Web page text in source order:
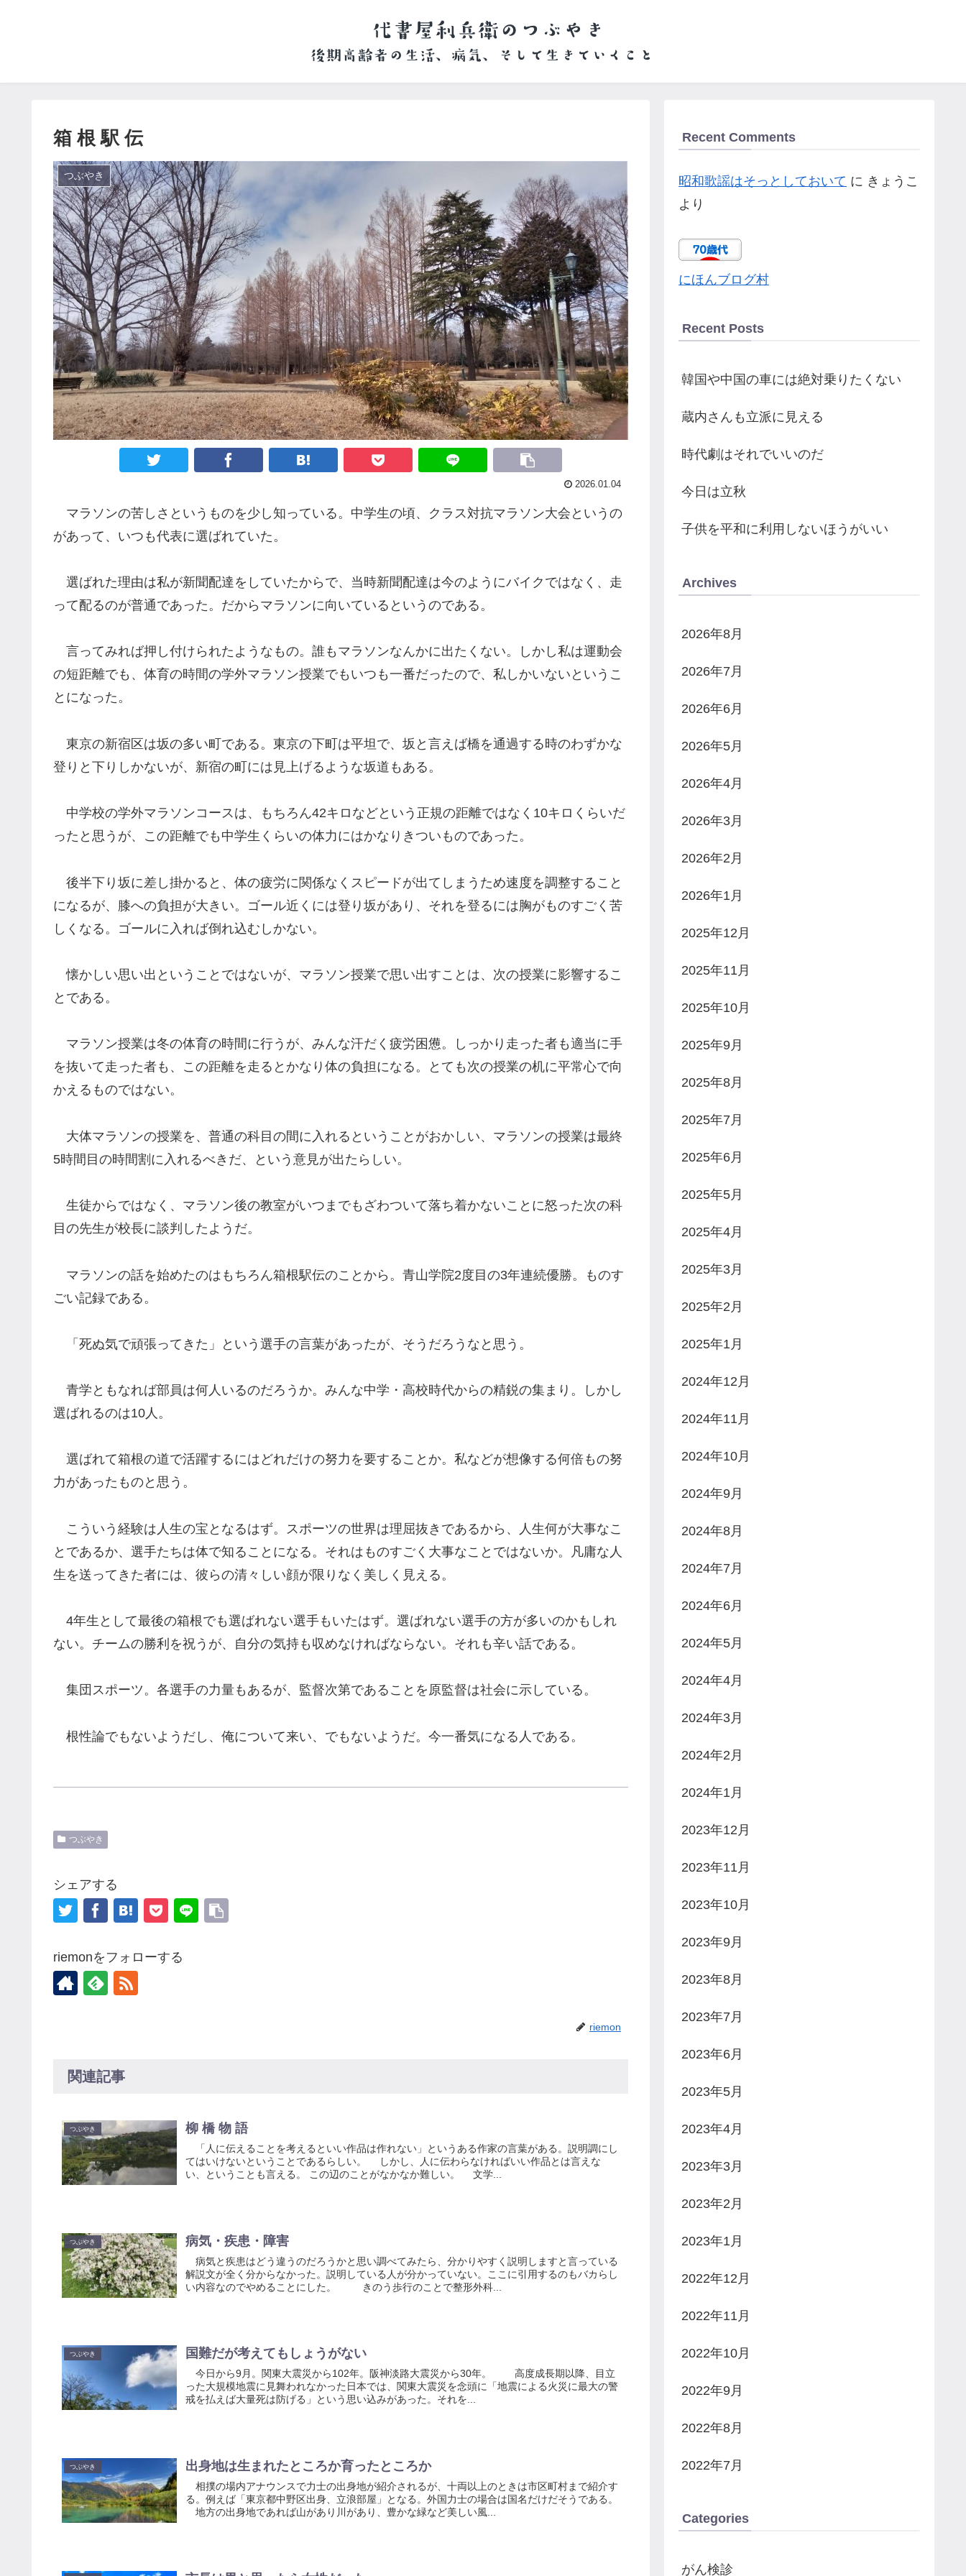
箱 根 駅 伝
つぶやき
2026.01.04
マラソンの苦しさというものを少し知っている。中学生の頃、クラス対抗マラソン大会というの
があって、いつも代表に選ばれていた。
選ばれた理由は私が新聞配達をしていたからで、当時新聞配達は今のようにバイクではなく、走
って配るのが普通であった。だからマラソンに向いているというのである。
言ってみれば押し付けられたようなもの。誰もマラソンなんかに出たくない。しかし私は運動会
の短距離でも、体育の時間の学外マラソン授業でもいつも一番だったので、私しかいないというこ
とになった。
東京の新宿区は坂の多い町である。東京の下町は平坦で、坂と言えば橋を通過する時のわずかな
登りと下りしかないが、新宿の町には見上げるような坂道もある。
中学校の学外マラソンコースは、もちろん42キロなどという正規の距離ではなく10キロくらいだ
ったと思うが、この距離でも中学生くらいの体力にはかなりきついものであった。
後半下り坂に差し掛かると、体の疲労に関係なくスピードが出てしまうため速度を調整すること
になるが、膝への負担が大きい。ゴール近くには登り坂があり、それを登るには胸がものすごく苦
しくなる。ゴールに入れば倒れ込むしかない。
懐かしい思い出ということではないが、マラソン授業で思い出すことは、次の授業に影響するこ
とである。
マラソン授業は冬の体育の時間に行うが、みんな汗だく疲労困憊。しっかり走った者も適当に手
を抜いて走った者も、この距離を走るとかなり体の負担になる。とても次の授業の机に平常心で向
かえるものではない。
大体マラソンの授業を、普通の科目の間に入れるということがおかしい、マラソンの授業は最終
5時間目の時間割に入れるべきだ、という意見が出たらしい。
生徒からではなく、マラソン後の教室がいつまでもざわついて落ち着かないことに怒った次の科
目の先生が校長に談判したようだ。
マラソンの話を始めたのはもちろん箱根駅伝のことから。青山学院2度目の3年連続優勝。ものす
ごい記録である。
「死ぬ気で頑張ってきた」という選手の言葉があったが、そうだろうなと思う。
青学ともなれば部員は何人いるのだろうか。みんな中学・高校時代からの精鋭の集まり。しかし
選ばれるのは10人。
選ばれて箱根の道で活躍するにはどれだけの努力を要することか。私などが想像する何倍もの努
力があったものと思う。
こういう経験は人生の宝となるはず。スポーツの世界は理屈抜きであるから、人生何が大事なこ
とであるか、選手たちは体で知ることになる。それはものすごく大事なことではないか。凡庸な人
生を送ってきた者には、彼らの清々しい顔が限りなく美しく見える。
4年生として最後の箱根でも選ばれない選手もいたはず。選ばれない選手の方が多いのかもしれ
ない。チームの勝利を祝うが、自分の気持も収めなければならない。それも辛い話である。
集団スポーツ。各選手の力量もあるが、監督次第であることを原監督は社会に示している。
根性論でもないようだし、俺について来い、でもないようだ。今一番気になる人である。
つぶやき
シェアする
riemonをフォローする
riemon
関連記事
つぶやき 柳 橋 物 語
「人に伝えることを考えるといい作品は作れない」というある作家の言葉がある。説明調にし
てはいけないということであるらしい。 しかし、人に伝わらなければいい作品とは言えな
い、ということも言える。 この辺のことがなかなか難しい。 文学...
つぶやき 病気・疾患・障害
病気と疾患はどう違うのだろうかと思い調べてみたら、分かりやすく説明しますと言っている
解説文が全く分からなかった。説明している人が分かっていない。ここに引用するのもバカらし
い内容なのでやめることにした。 きのう歩行のことで整形外科...
つぶやき 国難だが考えてもしょうがない
今日から9月。関東大震災から102年。阪神淡路大震災から30年。 高度成長期以降、目立
った大規模地震に見舞われなかった日本では、関東大震災を念頭に「地震による火災に最大の警
戒を払えば大量死は防げる」という思い込みがあった。それを...
つぶやき 出身地は生まれたところか育ったところか
相撲の場内アナウンスで力士の出身地が紹介されるが、十両以上のときは市区町村まで紹介す
る。例えば「東京都中野区出身、立浪部屋」となる。外国力士の場合は国名だけだそうである。
地方の出身地であれば山があり川があり、豊かな緑など美しい風...
Recent Comments
昭和歌謡はそっとしておいて に きょうこ
より
にほんブログ村
Recent Posts
韓国や中国の車には絶対乗りたくない
蔵内さんも立派に見える
時代劇はそれでいいのだ
今日は立秋
子供を平和に利用しないほうがいい
Archives
2026年8月
2026年7月
2026年6月
2026年5月
2026年4月
2026年3月
2026年2月
2026年1月
2025年12月
2025年11月
2025年10月
2025年9月
2025年8月
2025年7月
2025年6月
2025年5月
2025年4月
2025年3月
2025年2月
2025年1月
2024年12月
2024年11月
2024年10月
2024年9月
2024年8月
2024年7月
2024年6月
2024年5月
2024年4月
2024年3月
2024年2月
2024年1月
2023年12月
2023年11月
2023年10月
2023年9月
2023年8月
2023年7月
2023年6月
2023年5月
2023年4月
2023年3月
2023年2月
2023年1月
2022年12月
2022年11月
2022年10月
2022年9月
2022年8月
2022年7月
Categories
がん検診